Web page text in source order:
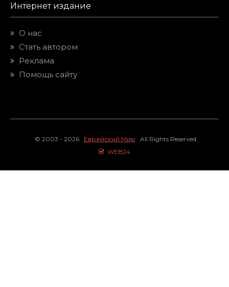
Интернет издание
О нас
Стать автором
Реклама
Помощь сайту
© 2003 - 2026 Еврейский Мир All Rights Reserved.
WEB24